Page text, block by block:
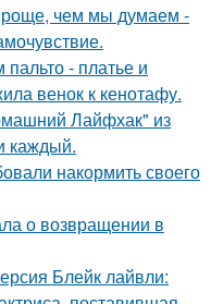
чем мы думаем -
- платье и
венок к кенотафу.
Лайфхак" из
каждый.
накормить своего
о возвращении в
Блейк лайвли: